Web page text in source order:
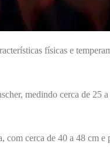
físicas e
medindo cerca de
cerca de 40 a 48 cm